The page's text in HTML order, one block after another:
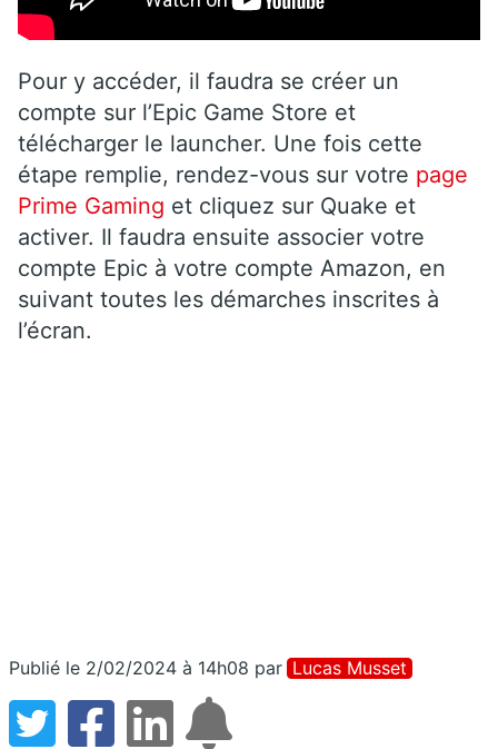
Pour y accéder, il faudra se créer un
compte sur l’Epic Game Store et
télécharger le launcher. Une fois cette
étape remplie, rendez-vous sur votre page
Prime Gaming et cliquez sur Quake et
activer. Il faudra ensuite associer votre
compte Epic à votre compte Amazon, en
suivant toutes les démarches inscrites à
l’écran.
Publié le 2/02/2024 à 14h08 par Lucas Musset